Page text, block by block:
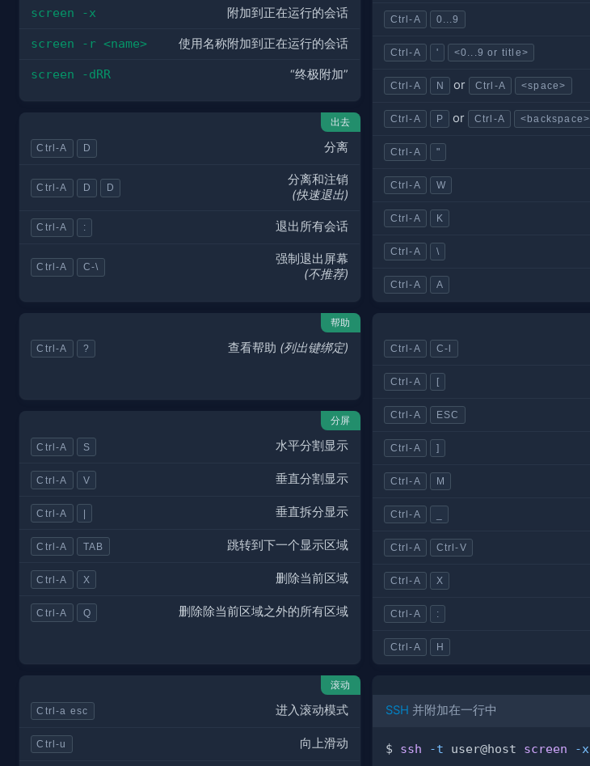
screen -x 附加到正在运行的会话
screen -r <name> 使用名称附加到正在运行的会话
screen -dRR “终极附加”
Ctrl-A 0...9
Ctrl-A ' <0...9 or title>
Ctrl-A N or Ctrl-A <space>
Ctrl-A P or Ctrl-A <backspace>
Ctrl-A "
Ctrl-A W
Ctrl-A K
Ctrl-A \
Ctrl-A A
出去
Ctrl-A D 分离
Ctrl-A D D
分离和注销
(快速退出)
Ctrl-A : 退出所有会话
Ctrl-A C-\
强制退出屏幕
(不推荐)
帮助
Ctrl-A ? 查看帮助 (列出键绑定) Ctrl-A C-l
Ctrl-A [
Ctrl-A ESC
Ctrl-A ]
Ctrl-A M
Ctrl-A
Ctrl-A Ctrl-V
Ctrl-A X
Ctrl-A :
Ctrl-A H
分屏
Ctrl-A S 水平分割显示
Ctrl-A V 垂直分割显示
Ctrl-A | 垂直拆分显示
Ctrl-A TAB 跳转到下一个显示区域
Ctrl-A X 删除当前区域
Ctrl-A Q 删除除当前区域之外的所有区域
滚动
Ctrl-a esc 进入滚动模式
Ctrl-u 向上滑动
SSH 并附加在一行中
$ ssh -t user@host screen -x